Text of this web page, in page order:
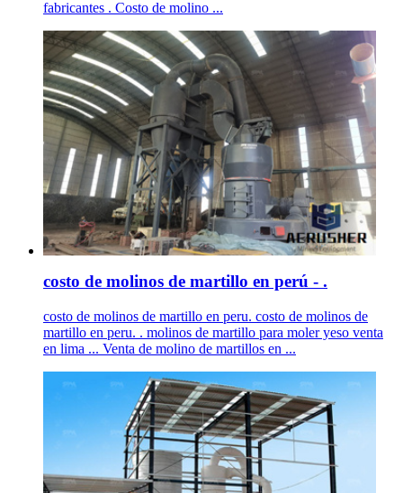
fabricantes . Costo de molino ...
costo de molinos de martillo en perú - .
costo de molinos de martillo en peru. costo de molinos de
martillo en peru. . molinos de martillo para moler yeso venta
en lima ... Venta de molino de martillos en ...